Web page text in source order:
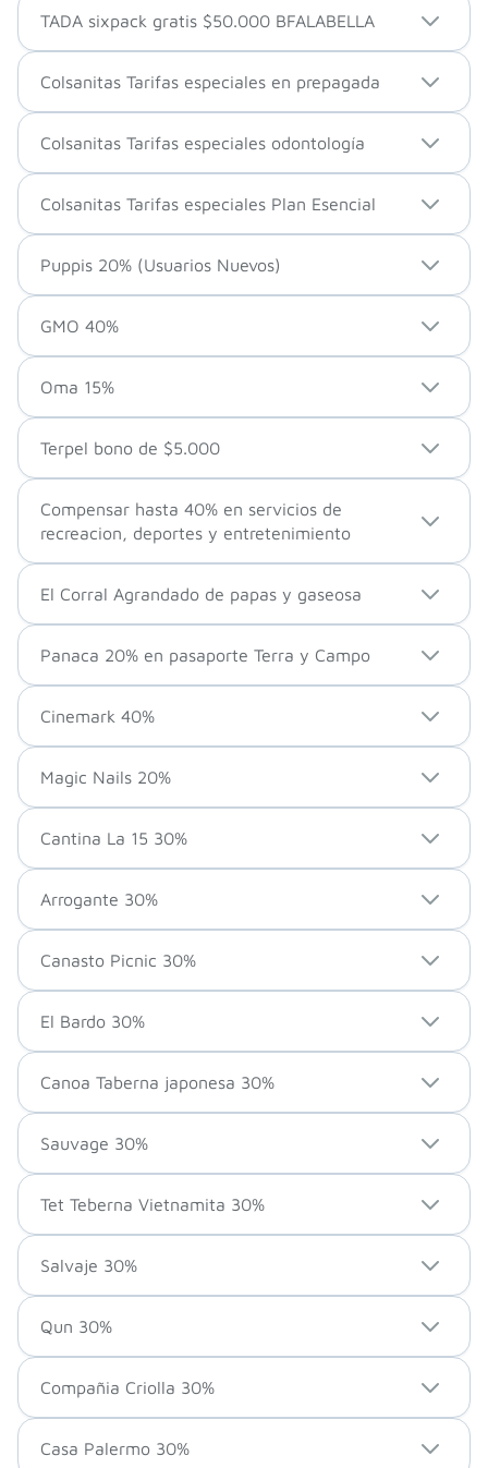
TADA sixpack gratis $50.000 BFALABELLA
Colsanitas Tarifas especiales en prepagada
Colsanitas Tarifas especiales odontología
Colsanitas Tarifas especiales Plan Esencial
Puppis 20% (Usuarios Nuevos)
GMO 40%
Oma 15%
Terpel bono de $5.000
Compensar hasta 40% en servicios de
recreacion, deportes y entretenimiento
El Corral Agrandado de papas y gaseosa
Panaca 20% en pasaporte Terra y Campo
Cinemark 40%
Magic Nails 20%
Cantina La 15 30%
Arrogante 30%
Canasto Picnic 30%
El Bardo 30%
Canoa Taberna japonesa 30%
Sauvage 30%
Tet Teberna Vietnamita 30%
Salvaje 30%
Qun 30%
Compañia Criolla 30%
Casa Palermo 30%